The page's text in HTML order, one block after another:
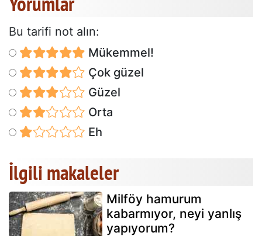
Bu tarifi not alın:
Mükemmel!
Çok güzel
Güzel
Orta
Eh
İlgili makaleler
Milföy hamurum
kabarmıyor, neyi yanlış
yapıyorum?